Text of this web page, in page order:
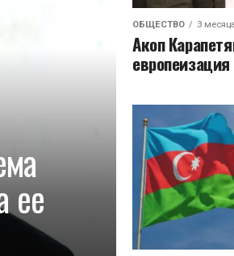
ее
ОБЩЕСТВО 3
Акоп